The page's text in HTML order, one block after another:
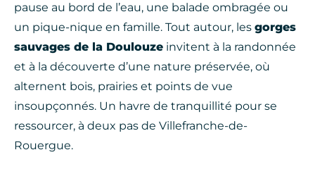
pause au bord de l’eau, une balade ombragée ou
un pique-nique en famille. Tout autour, les gorges
sauvages de la Doulouze invitent à la randonnée
et à la découverte d’une nature préservée, où
alternent bois, prairies et points de vue
insoupçonnés. Un havre de tranquillité pour se
ressourcer, à deux pas de Villefranche-de-
Rouergue.